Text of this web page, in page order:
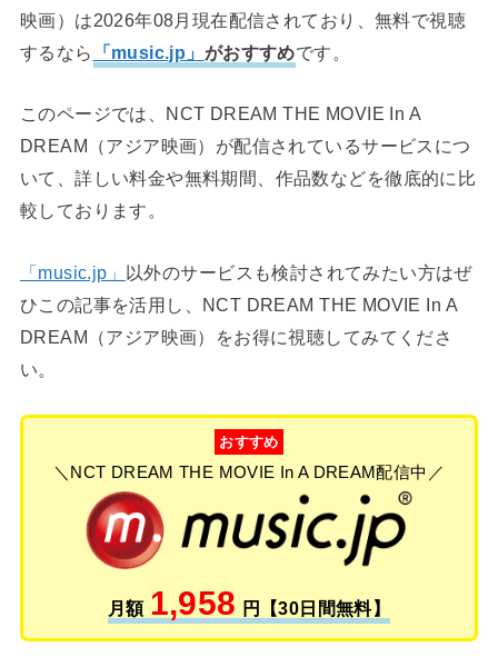
映画）は2026年08月現在配信されており、無料で視聴
するなら
「music.jp」 がおすすめです。
このページでは、NCT DREAM THE MOVIE In A
DREAM（アジア映画）が配信されているサービスにつ
いて、詳しい料金や無料期間、作品数などを徹底的に比
較しております。
「music.jp」 以外のサービスも検討されてみたい方はぜ
ひこの記事を活用し、NCT DREAM THE MOVIE In A
DREAM（アジア映画）をお得に視聴してみてくださ
い。
おすすめ
＼NCT DREAM THE MOVIE In A DREAM配信中／
月額 1,958 円【30日間無料】